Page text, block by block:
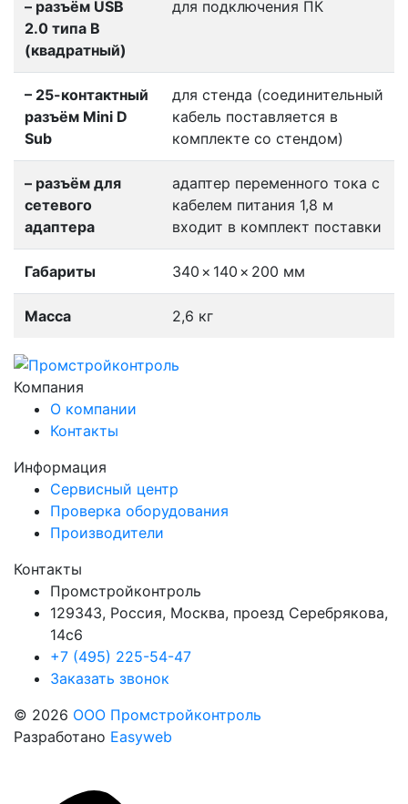
– разъём USB
2.0 типа В
(квадратный)
для подключения ПК
– 25-контактный
разъём Mini D
Sub
для стенда (соединительный
кабель поставляется в
комплекте со стендом)
– разъём для
сетевого
адаптера
адаптер переменного тока с
кабелем питания 1,8 м
входит в комплект поставки
Габариты 340 × 140 × 200 мм
Масса 2,6 кг
Компания
О компании
Контакты
Информация
Сервисный центр
Проверка оборудования
Производители
Контакты
Промстройконтроль
129343, Россия, Москва, проезд Серебрякова,
14с6
+7 (495) 225-54-47
Заказать звонок
© 2026 ООО Промстройконтроль
Разработано Easyweb